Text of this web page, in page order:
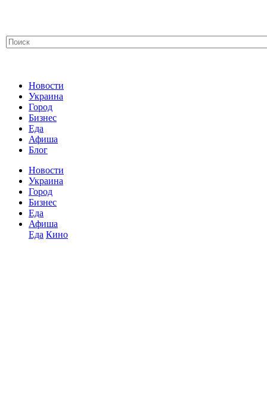
Новости
Украина
Город
Бизнес
Еда
Афиша
Блог
Новости
Украина
Город
Бизнес
Еда
Афиша
Еда Кино